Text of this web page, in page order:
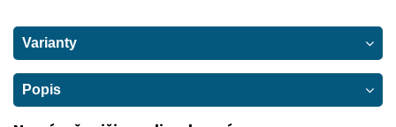
Varianty
Popis